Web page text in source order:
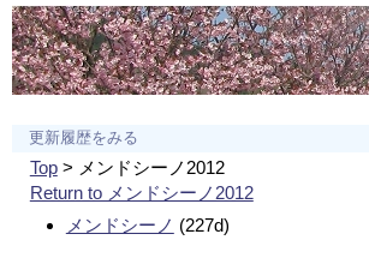
更新履歴をみる
Top> メンドシーノ2012
Return to メンドシーノ2012
メンドシーノ (227d)